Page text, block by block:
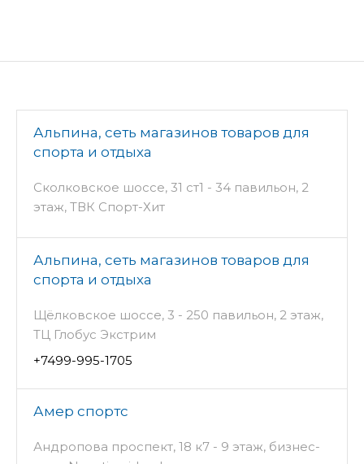
Альпина, сеть магазинов товаров для
спорта и отдыха
Сколковское шоссе, 31 ст1 - 34 павильон, 2
этаж, ТВК Спорт-Хит
Альпина, сеть магазинов товаров для
спорта и отдыха
Щёлковское шоссе, 3 - 250 павильон, 2 этаж,
ТЦ Глобус Экстрим
+7499-995-1705
Амер спортс
Андропова проспект, 18 к7 - 9 этаж, бизнес-